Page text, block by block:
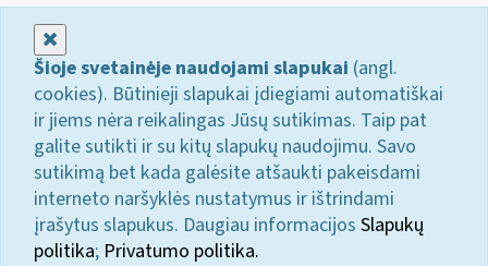
Šioje svetainėje naudojami slapukai (angl.
cookies). Būtinieji slapukai įdiegiami automatiškai
ir jiems nėra reikalingas Jūsų sutikimas. Taip pat
galite sutikti ir su kitų slapukų naudojimu. Savo
sutikimą bet kada galėsite atšaukti pakeisdami
interneto naršyklės nustatymus ir ištrindami
įrašytus slapukus. Daugiau informacijos Slapukų
politika; Privatumo politika.